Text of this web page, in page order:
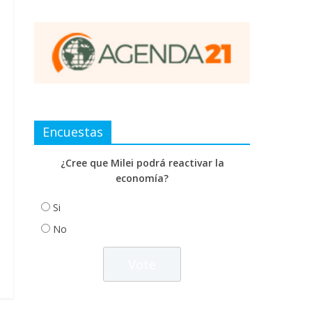
Encuestas
¿Cree que Milei podrá reactivar la
economía?
Si
No